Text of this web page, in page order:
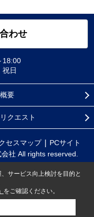
わせ
18:00
祝日
要
クエスト
セスマップ
PCサイト
社 All rights reserved.
サービス向上検討を目的と
をご確認ください。